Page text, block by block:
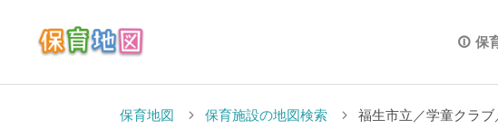
保
保育地図 保育施設の地図検索 福生市立／学童クラ